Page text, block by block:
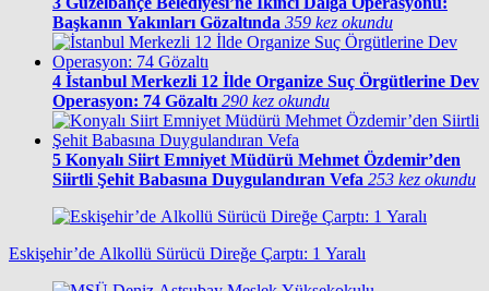
Başkanın Yakınları Gözaltında 359 kez okundu
4 İstanbul Merkezli 12 İlde Organize Suç Örgütlerine Dev
Operasyon: 74 Gözaltı 290 kez okundu
5 Konyalı Siirt Emniyet Müdürü Mehmet Özdemir’den
Siirtli Şehit Babasına Duygulandıran Vefa 253 kez okundu
Eskişehir’de Alkollü Sürücü Direğe Çarptı: 1 Yaralı